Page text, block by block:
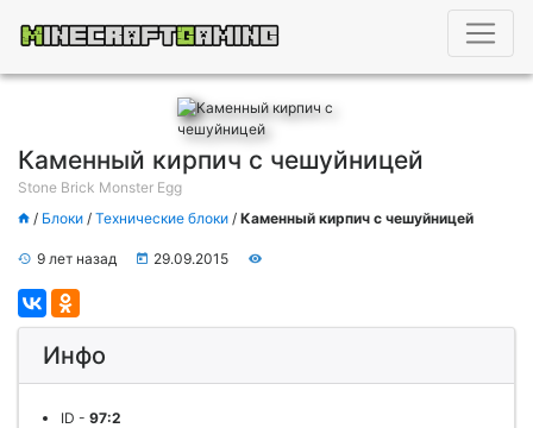
Каменный кирпич с чешуйницей
Stone Brick Monster Egg
/ Блоки / Технические блоки / Каменный кирпич с чешуйницей
9 лет назад 29.09.2015
Инфо
ID - 97:2